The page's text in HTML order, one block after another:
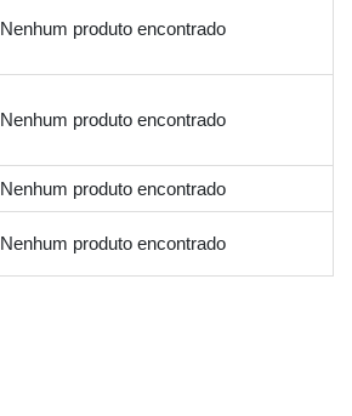
Nenhum produto encontrado
Nenhum produto encontrado
Nenhum produto encontrado
Nenhum produto encontrado